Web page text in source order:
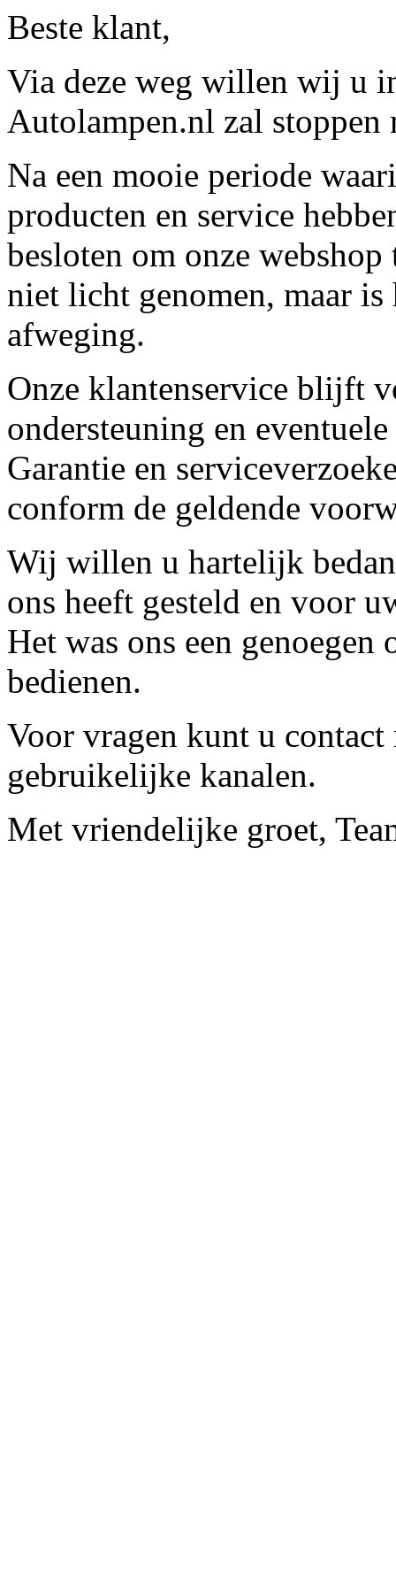
Beste klant,
Via deze weg willen wij u
Autolampen.nl zal stoppen
Na een mooie periode
producten en service
besloten om onze
niet licht genomen, maar
afweging.
Onze klantenservice blijft
ondersteuning en
Garantie en
conform de geldende
Wij willen u hartelijk
ons heeft gesteld en voor
Het was ons een
bedienen.
Voor vragen kunt u contact
gebruikelijke kanalen.
Met vriendelijke groet,